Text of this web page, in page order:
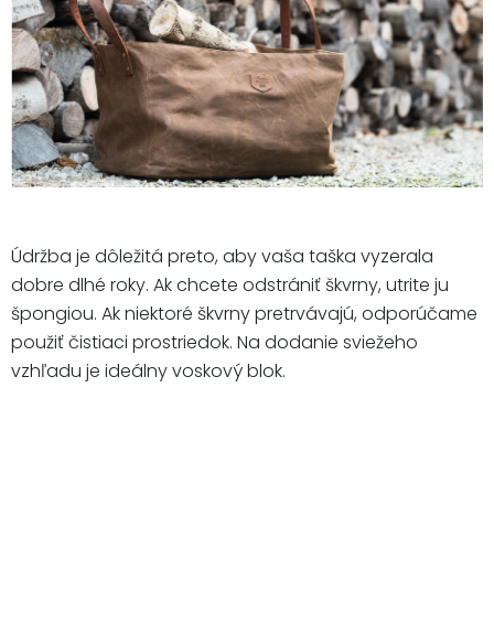
Údržba je dôležitá preto, aby vaša taška vyzerala
dobre dlhé roky. Ak chcete odstrániť škvrny, utrite ju
špongiou. Ak niektoré škvrny pretrvávajú, odporúčame
použiť čistiaci prostriedok. Na dodanie sviežeho
vzhľadu je ideálny voskový blok.